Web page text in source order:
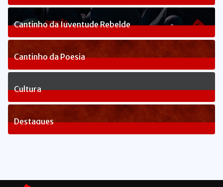
234Posts
Cantinho da Juventude Rebelde
3Posts
Cantinho da Poesia
1Posts
Cultura
81Posts
Destaques